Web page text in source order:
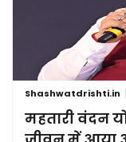
Shashwatdrishti.in
महतारी वंदन